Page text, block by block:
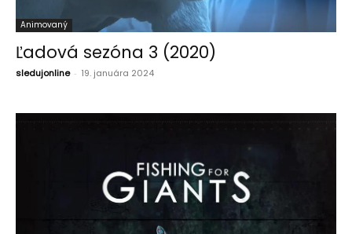
Animovaný
Ľadová sezóna 3 (2020)
sledujonline - 19. januára 2024